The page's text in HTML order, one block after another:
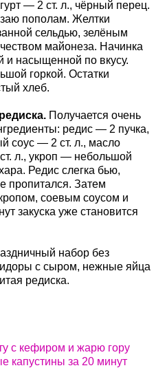
— 2 ст. л., чёрный перец.
пополам. Желтки
сельдью, зелёным
майонеза. Начинка
и насыщенной по вкусу.
горкой. Остатки
хлеб.
Получается очень
редис — 2 пучка,
соус — 2 ст. л., масло
л., укроп — небольшой
Редис слегка бью,
пропитался. Затем
соевым соусом и
закуска уже становится
набор без
с сыром, нежные яйца
редиска.
с кефиром и жарю гору
капустины за 20 минут